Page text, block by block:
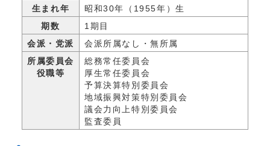
生まれ年
昭和30年（1955年）生
期数
1期目
会派・党派
会派所属なし・無所属
所属委員会
役職等
総務常任委員会
厚生常任委員会
予算決算特別委員会
地域振興対策特別委員会
議会力向上特別委員会
監査委員